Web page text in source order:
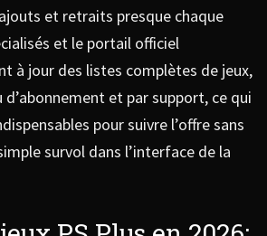
et retraits presque chaque
et le portail officiel
à jour des listes complètes de jeux,
d’abonnement et par support, ce qui
pour suivre l’offre sans
survol dans l’interface de la